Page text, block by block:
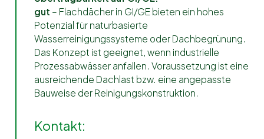
gut – Flachdächer in GI/GE bieten ein hohes
Potenzial für naturbasierte
Wasserreinigungssysteme oder Dachbegrünung.
Das Konzept ist geeignet, wenn industrielle
Prozessabwässer anfallen. Voraussetzung ist eine
ausreichende Dachlast bzw. eine angepasste
Bauweise der Reinigungskonstruktion.
Kontakt: